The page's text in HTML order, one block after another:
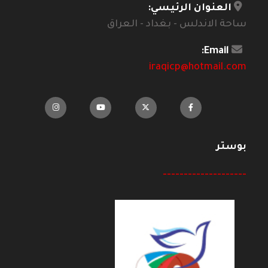
العنوان الرئيسي:
ساحة الاندلس - بغداد - العراق
Email:
iraqicp@hotmail.com
بوستر
--------------------